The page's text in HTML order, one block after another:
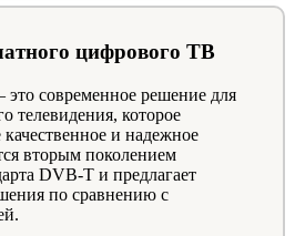
цифрового ТВ
современное решение для
телевидения, которое
качественное и надежное
вторым поколением
DVB-T и предлагает
по сравнению с